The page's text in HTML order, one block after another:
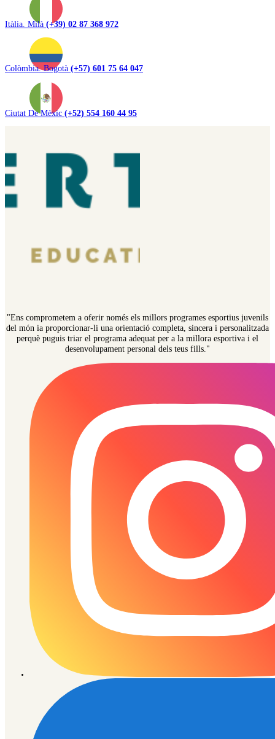
Itàlia. Milà (+39) 02 87 368 972
Colòmbia. Bogotà (+57) 601 75 64 047
Ciutat De Mèxic (+52) 554 160 44 95
"Ens comprometem a oferir només els millors programes esportius juvenils
del món ia proporcionar-li una orientació completa, sincera i personalitzada
perquè puguis triar el programa adequat per a la millora esportiva i el
desenvolupament personal dels teus fills."